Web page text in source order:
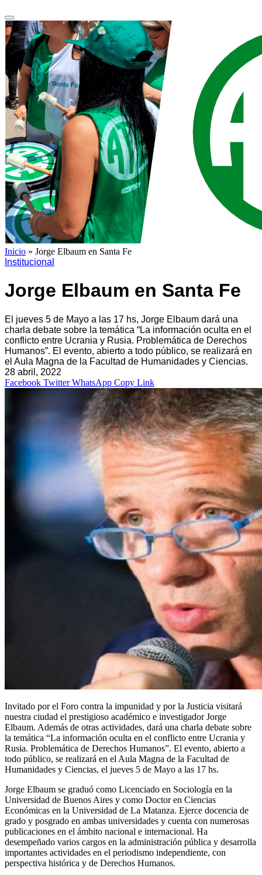
Inicio » Jorge Elbaum en Santa Fe
Institucional
Jorge Elbaum en Santa Fe
El jueves 5 de Mayo a las 17 hs, Jorge Elbaum dará una
charla debate sobre la temática “La información oculta en el
conflicto entre Ucrania y Rusia. Problemática de Derechos
Humanos”. El evento, abierto a todo público, se realizará en
el Aula Magna de la Facultad de Humanidades y Ciencias.
28 abril, 2022
Facebook Twitter WhatsApp Copy Link
Invitado por el Foro contra la impunidad y por la Justicia visitará
nuestra ciudad el prestigioso académico e investigador Jorge
Elbaum. Además de otras actividades, dará una charla debate sobre
la temática “La información oculta en el conflicto entre Ucrania y
Rusia. Problemática de Derechos Humanos”. El evento, abierto a
todo público, se realizará en el Aula Magna de la Facultad de
Humanidades y Ciencias, el jueves 5 de Mayo a las 17 hs.
Jorge Elbaum se graduó como Licenciado en Sociología en la
Universidad de Buenos Aires y como Doctor en Ciencias
Económicas en la Universidad de La Matanza. Ejerce docencia de
grado y posgrado en ambas universidades y cuenta con numerosas
publicaciones en el ámbito nacional e internacional. Ha
desempeñado varios cargos en la administración pública y desarrolla
importantes actividades en el periodismo independiente, con
perspectiva histórica y de Derechos Humanos.